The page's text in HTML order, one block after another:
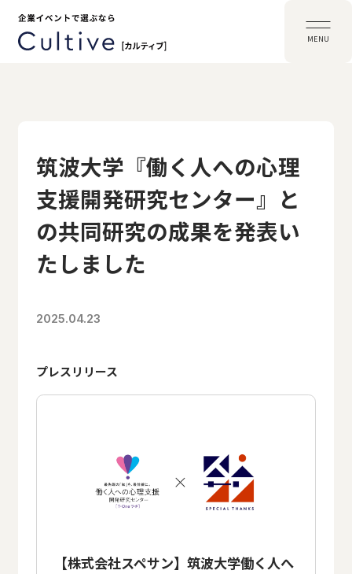
MENU
筑波大学『働く人への心理
支援開発研究センター』と
の共同研究の成果を発表い
たしました
2025.04.23
プレスリリース
【株式会社スペサン】筑波大学働く人へ